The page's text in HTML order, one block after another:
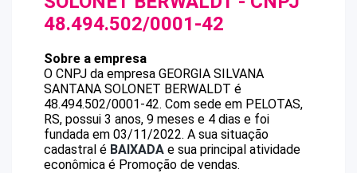
48.494.502/0001-42
Sobre a empresa
O CNPJ da empresa GEORGIA SILVANA
SANTANA SOLONET BERWALDT é
48.494.502/0001-42. Com sede em PELOTAS,
RS, possui 3 anos, 9 meses e 4 dias e foi
fundada em 03/11/2022. A sua situação
cadastral é BAIXADA e sua principal atividade
econômica é Promoção de vendas.